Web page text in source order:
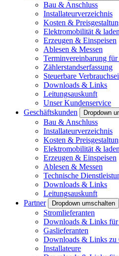
Bau & Anschluss
Installateurverzeichnis
Kosten &
Elektromobilität & laden
Erzeugen & Einspeisen
Ablesen & Messen
Terminvereinbarung
Zählerstandserfassung
Steuerbare
Downloads & Links
Leitungsauskunft
Unser Kundenservice
Geschäftskunden
Dropdown
Bau & Anschluss
Installateurverzeichnis
Kosten &
Elektromobilität & laden
Erzeugen & Einspeisen
Ablesen & Messen
Technische
Downloads & Links
Leitungsauskunft
Partner
Dropdown umschalten
Stromlieferanten
Downloads & Links für
Gaslieferanten
Downloads & Links zu
Installateure